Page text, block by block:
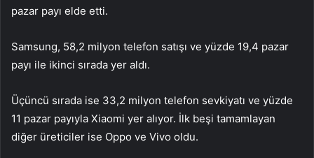
pazar payı elde etti.
Samsung, 58,2 milyon telefon satışı ve yüzde 19,4 pazar
payı ile ikinci sırada yer aldı.
Üçüncü sırada ise 33,2 milyon telefon sevkiyatı ve yüzde
11 pazar payıyla Xiaomi yer alıyor. İlk beşi tamamlayan
diğer üreticiler ise Oppo ve Vivo oldu.